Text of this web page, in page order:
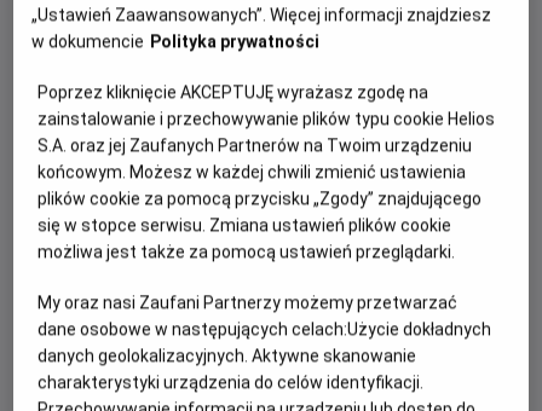
REŻYSERIA
Cal Brunker
WIĘCEJ SZCZEGÓŁÓW
WYBIERZ SWOJE KINO
ABY ZOBACZYĆ GODZINY SEANSÓW
OPIS WYDARZENIA
Kontynuacja przygód Psiego Patrolu na wielkim
ekranie!Tym razem pieski znajdą się na tajemniczej
wyspie pełnej dinozaurów, gdzie czekać je będzie
niesamowita przygoda i mnóstwo akcji ratunkowych do
„Ustawień Zaawansowanych”. Więcej informacji znajdziesz
w dokumencie Polityka prywatności
Poprzez kliknięcie AKCEPTUJĘ wyrażasz zgodę na
zainstalowanie i przechowywanie plików typu cookie Helios
S.A. oraz jej Zaufanych Partnerów na Twoim urządzeniu
końcowym. Możesz w każdej chwili zmienić ustawienia
plików cookie za pomocą przycisku „Zgody” znajdującego
się w stopce serwisu. Zmiana ustawień plików cookie
możliwa jest także za pomocą ustawień przeglądarki.
My oraz nasi Zaufani Partnerzy możemy przetwarzać
dane osobowe w następujących celach:Użycie dokładnych
danych geolokalizacyjnych. Aktywne skanowanie
charakterystyki urządzenia do celów identyfikacji.